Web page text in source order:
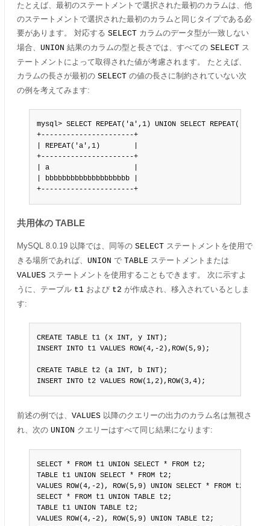
たとえば、最初のステートメントで選択された最初のカラムは、他
のステートメントで選択された最初のカラムと同じタイプである必
要があります。 対応する SELECT カラムのデータ型が一致しない
場合、 UNION 結果のカラムの型と長さでは、すべての SELECT ス
テートメントによって取得された値が考慮されます。 たとえば、
カラムの長さが最初の SELECT の値の長さに制約されていない次
の例を考えてみます:
mysql> SELECT REPEAT('a',1) UNION SELECT
+----------------------+
| REPEAT('a',1)        |
+----------------------+
| a                    |
| bbbbbbbbbbbbbbbbbbbb |
+----------------------+
共用体の TABLE
MySQL 8.0.19 以降では、同等の SELECT ステートメントを使用で
きる場所であれば、 UNION で TABLE ステートメントまたは
VALUES ステートメントを使用することもできます。 次に示すよ
うに、テーブル t1 および t2 が作成され、移入されているとしま
す:
CREATE TABLE t1 (x INT, y INT);
INSERT INTO t1 VALUES ROW(4,-2),ROW(5,9);
CREATE TABLE t2 (a INT, b INT);
INSERT INTO t2 VALUES ROW(1,2),ROW(3,4);
前述の例では、 VALUES 以降のクエリーの出力のカラム名は無視さ
れ、次の UNION クエリーはすべて同じ結果になります:
SELECT * FROM t1 UNION SELECT * FROM t2;
TABLE t1 UNION SELECT * FROM t2;
VALUES ROW(4,-2), ROW(5,9) UNION SELECT * FROM t2;
SELECT * FROM t1 UNION TABLE t2;
TABLE t1 UNION TABLE t2;
VALUES ROW(4,-2), ROW(5,9) UNION TABLE t2;